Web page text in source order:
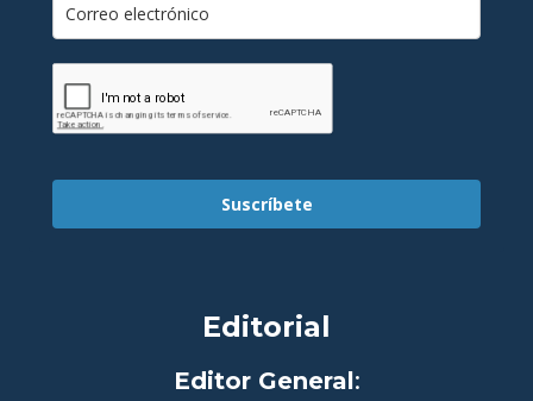
Suscríbete
Editorial
Editor General: